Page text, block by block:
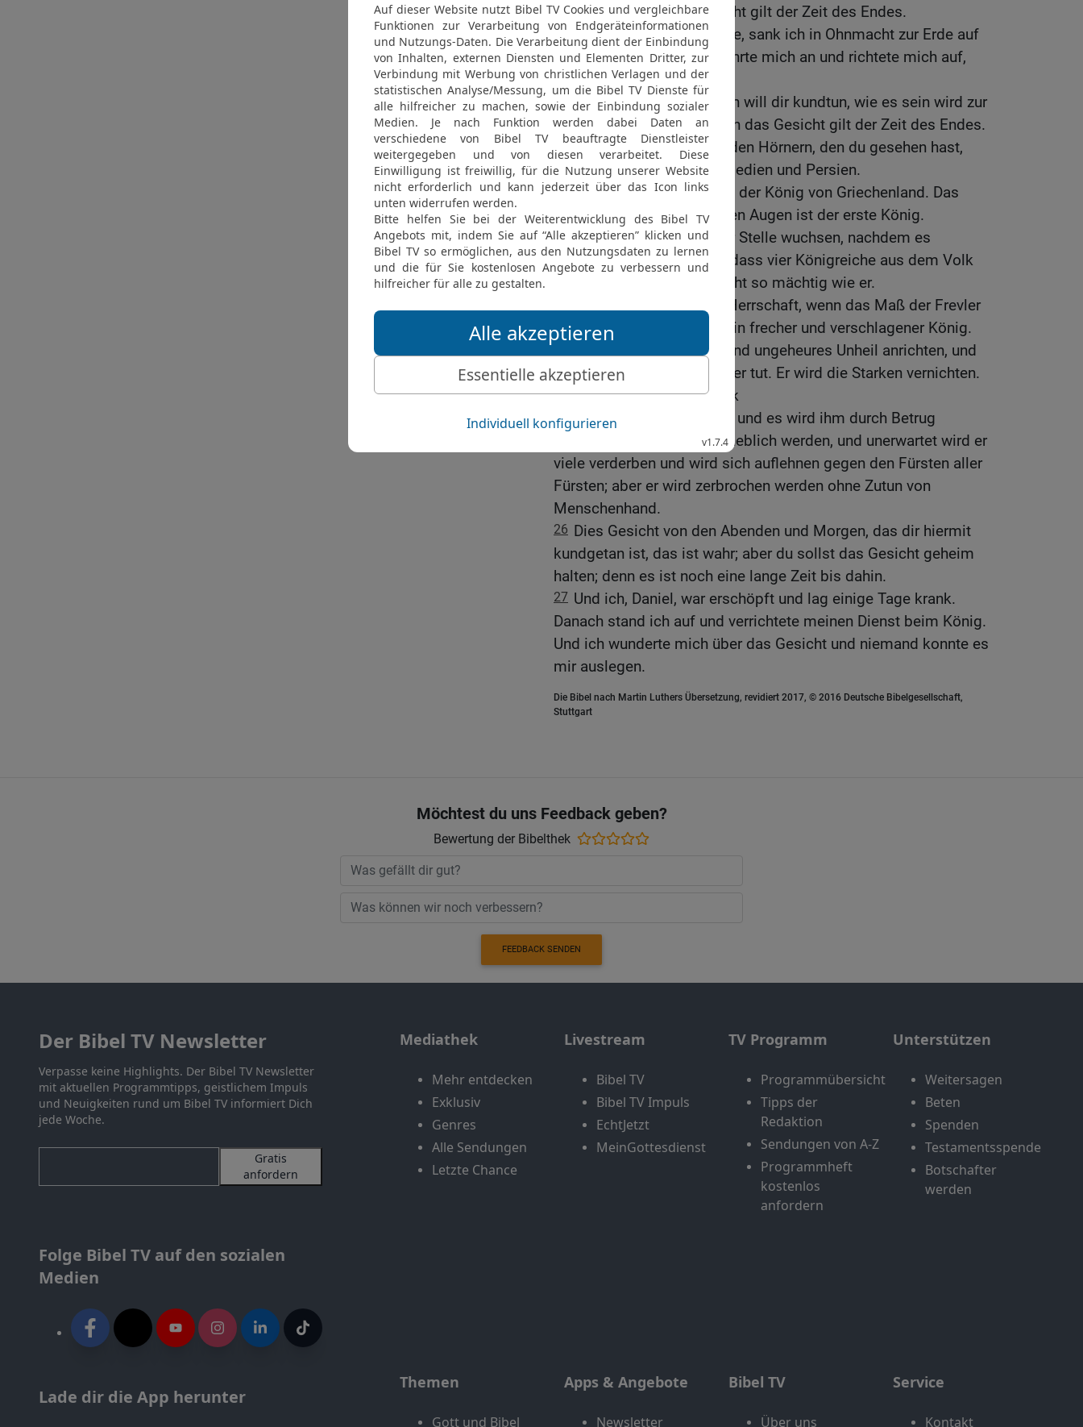
Menschenkind! Dies Gesicht gilt der Zeit des Endes.
18
Und als er mit mir redete, sank ich in Ohnmacht zur Erde auf
mein Angesicht. Er aber rührte mich an und richtete mich auf,
sodass ich wieder stand.
19
Und er sprach: Siehe, ich will dir kundtun, wie es sein wird zur
letzten Zeit des Zorns; denn das Gesicht gilt der Zeit des Endes.
20 Der Widder mit den beiden Hörnern, den du gesehen hast,
bedeutet die Könige von Medien und Persien.
21 Der Ziegenbock aber ist der König von Griechenland. Das
große Horn zwischen seinen Augen ist der erste König.
22 Dass aber vier an seiner Stelle wuchsen, nachdem es
zerbrochen war, bedeutet, dass vier Königreiche aus dem Volk
entstehen werden, aber nicht so mächtig wie er.
Aber gegen Ende ihrer Herrschaft, wenn das Maß der Frevler
voll ist, wird aufkommen ein frecher und verschlagener König.
Der wird mächtig sein und ungeheures Unheil anrichten, und
es wird ihm gelingen, was er tut. Er wird die Starken vernichten.
Und gegen das heilige Volk
25
richtet sich sein Sinnen, und es wird ihm durch Betrug
gelingen, und er wird überheblich werden, und unerwartet wird er
viele verderben und wird sich auflehnen gegen den Fürsten aller
Fürsten; aber er wird zerbrochen werden ohne Zutun von
Menschenhand.
26 Dies Gesicht von den Abenden und Morgen, das dir hiermit
kundgetan ist, das ist wahr; aber du sollst das Gesicht geheim
halten; denn es ist noch eine lange Zeit bis dahin.
27 Und ich, Daniel, war erschöpft und lag einige Tage krank.
Danach stand ich auf und verrichtete meinen Dienst beim König.
Und ich wunderte mich über das Gesicht und niemand konnte es
mir auslegen.
Die Bibel nach Martin Luthers Übersetzung, revidiert 2017, © 2016 Deutsche Bibelgesellschaft,
Stuttgart
Möchtest du uns Feedback geben?
Bewertung der Bibelthek
FEEDBACK SENDEN
Der Bibel TV Newsletter
Verpasse keine Highlights. Der Bibel TV Newsletter
mit aktuellen Programmtipps, geistlichem Impuls
und Neuigkeiten rund um Bibel TV informiert Dich
jede Woche.
Gratis
anfordern
Folge Bibel TV auf den sozialen
Medien
Lade dir die App herunter
Mediathek
Mehr entdecken
Exklusiv
Genres
Alle Sendungen
Letzte Chance
Livestream
Bibel TV
Bibel TV Impuls
EchtJetzt
MeinGottesdienst
TV Programm
Programmübersicht
Tipps der
Redaktion
Sendungen von A-Z
Programmheft
kostenlos
anfordern
Unterstützen
Weitersagen
Beten
Spenden
Testamentsspende
Botschafter
werden
Themen
Gott und Bibel
Apps & Angebote
Newsletter
Bibel TV
Über uns
Service
Kontakt